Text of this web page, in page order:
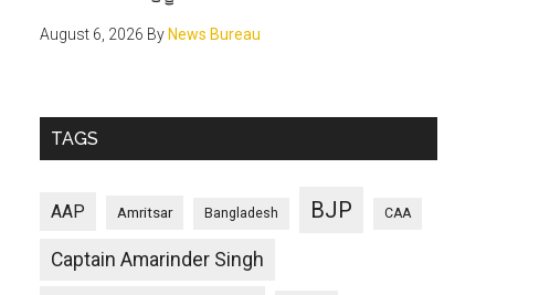
August 6, 2026 By News Bureau
TAGS
AAP Amritsar Bangladesh BJP CAA
Captain Amarinder Singh